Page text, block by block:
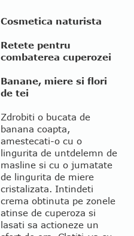
Cosmetica naturista
Retete pentru
combaterea cuperozei
Banane, miere si flori
de tei
Zdrobiti o bucata de
banana coapta,
amestecati-o cu o
lingurita de untdelemn de
masline si cu o jumatate
de lingurita de miere
cristalizata. Intindeti
crema obtinuta pe zonele
atinse de cuperoza si
lasati sa actioneze un